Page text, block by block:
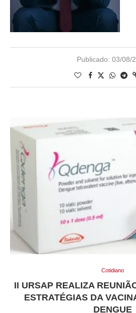
Publicado: 03/08/
Cotidiano
II URSAP REALIZA
ESTRATÉGIAS DA
DENGUE